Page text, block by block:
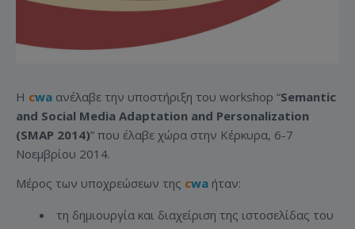
Η cwa ανέλαβε την υποστήριξη του workshop “Semantic
and Social Media Adaptation and Personalization
(SMAP 2014)” που έλαβε χώρα στην Κέρκυρα, 6-7
Νοεμβρίου 2014.
Μέρος των υποχρεώσεων της cwa ήταν:
τη δημιουργία και διαχείριση της ιστοσελίδας του